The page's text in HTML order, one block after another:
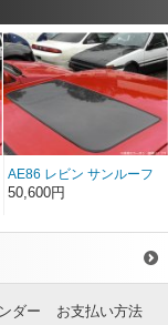
AE86 レビン サンルーフ
（FRP）
50,600円
ダー
お支払い方法